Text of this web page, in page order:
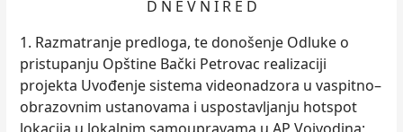
D N E V N I R E D
1. Razmatranje predloga, te donošenje Odluke o
pristupanju Opštine Bački Petrovac realizaciji
projekta Uvođenje sistema videonadzora u vaspitno–
obrazovnim ustanovama i uspostavljanju hotspot